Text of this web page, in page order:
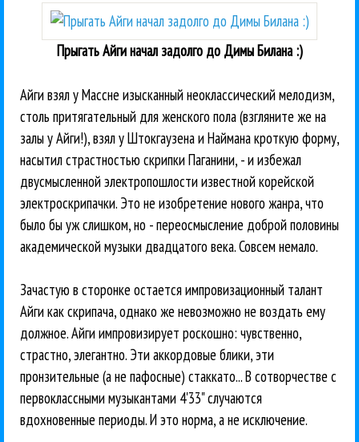
Прыгать Айги начал задолго до Димы Билана :)
Айги взял у Массне изысканный неоклассический мелодизм,
столь притягательный для женского пола (взгляните же на
залы у Айги!), взял у Штокгаузена и Наймана кроткую форму,
насытил страстностью скрипки Паганини, - и избежал
двусмысленной электропошлости известной корейской
электроскрипачки. Это не изобретение нового жанра, что
было бы уж слишком, но - переосмысление доброй половины
академической музыки двадцатого века. Совсем немало.
Зачастую в сторонке остается импровизационный талант
Айги как скрипача, однако же невозможно не воздать ему
должное. Айги импровизирует роскошно: чувственно,
страстно, элегантно. Эти аккордовые блики, эти
пронзительные (а не пафосные) стаккато... В сотворчестве с
первоклассными музыкантами 4'33" случаются
вдохновенные периоды. И это норма, а не исключение.